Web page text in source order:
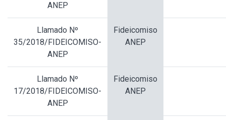
ANEP
Llamado Nº
35/2018/FIDEICOMISO-
ANEP
Fideicomiso
ANEP
Llamado Nº
17/2018/FIDEICOMISO-
ANEP
Fideicomiso
ANEP